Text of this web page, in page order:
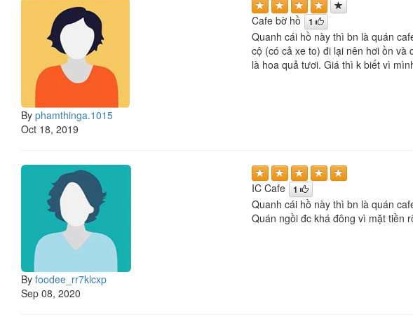
By phamthinga.1015
Oct 18, 2019
Cafe bờ hồ 1
Quanh cái hồ này thì bn là quán
cộ (có cả xe to) đi lại nên hơi ồn
là hoa quả tươi. Giá thì k biết vì
By foodee_rr7klcxp
Sep 08, 2020
IC Cafe 1
Quanh cái hồ này thì bn là quán
Quán ngồi đc khá đông vì mặt tiền